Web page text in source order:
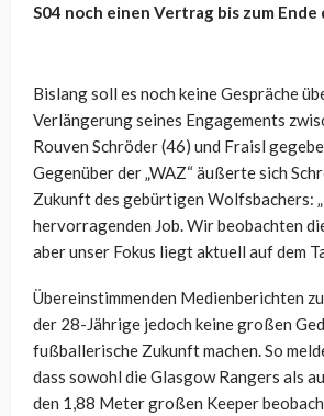
S04 noch einen Vertrag bis zum Ende
Bislang soll es noch keine Gespräche
Verlängerung seines Engagements
Rouven Schröder (46) und Fraisl
Gegenüber der „WAZ“ äußerte sich
Zukunft des gebürtigen Wolfsbachers:
hervorragenden Job. Wir beobachten
aber unser Fokus liegt aktuell auf dem
Übereinstimmenden Medienberichten
der 28-Jährige jedoch keine großen
fußballerische Zukunft machen. So
dass sowohl die Glasgow Rangers als
den 1,88 Meter großen Keeper